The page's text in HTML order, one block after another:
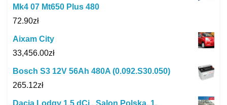
Mk4 07 Mt650 Plus 480
72.90zł
Aixam City
33,456.00zł
Bosch S3 12V 56Ah 480A (0.092.S30.050)
265.12zł
Dacia Lodgy 1.5 dCi , Salon Polska, 1.